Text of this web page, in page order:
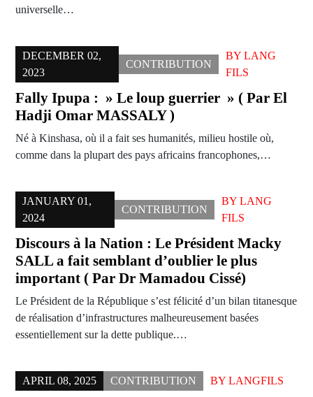
universelle…
DECEMBER 02,
2023
CONTRIBUTION
BY LANG
FILS
Fally Ipupa : » Le loup guerrier » ( Par El
Hadji Omar MASSALY )
Né à Kinshasa, où il a fait ses humanités, milieu hostile où,
comme dans la plupart des pays africains francophones,…
JANUARY 01,
2024
CONTRIBUTION
BYLANG
FILS
Discours à la Nation : Le Président Macky
SALL a fait semblant d’oublier le plus
important ( Par Dr Mamadou Cissé)
Le Président de la République s’est félicité d’un bilan titanesque
de réalisation d’infrastructures malheureusement basées
essentiellement sur la dette publique.…
APRIL 08, 2025 CONTRIBUTION BY LANGFILS